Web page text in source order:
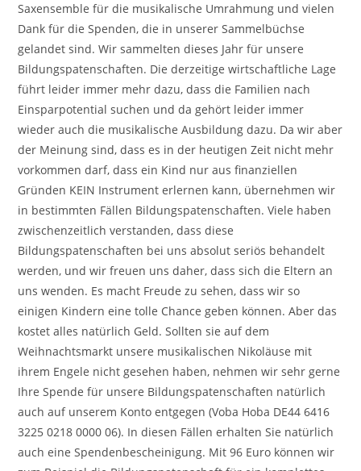
Saxensemble für die musikalische Umrahmung und vielen
Dank für die Spenden, die in unserer Sammelbüchse
gelandet sind. Wir sammelten dieses Jahr für unsere
Bildungspatenschaften. Die derzeitige wirtschaftliche Lage
führt leider immer mehr dazu, dass die Familien nach
Einsparpotential suchen und da gehört leider immer
wieder auch die musikalische Ausbildung dazu. Da wir aber
der Meinung sind, dass es in der heutigen Zeit nicht mehr
vorkommen darf, dass ein Kind nur aus finanziellen
Gründen KEIN Instrument erlernen kann, übernehmen wir
in bestimmten Fällen Bildungspatenschaften. Viele haben
zwischenzeitlich verstanden, dass diese
Bildungspatenschaften bei uns absolut seriös behandelt
werden, und wir freuen uns daher, dass sich die Eltern an
uns wenden. Es macht Freude zu sehen, dass wir so
einigen Kindern eine tolle Chance geben können. Aber das
kostet alles natürlich Geld. Sollten sie auf dem
Weihnachtsmarkt unsere musikalischen Nikoläuse mit
ihrem Engele nicht gesehen haben, nehmen wir sehr gerne
Ihre Spende für unsere Bildungspatenschaften natürlich
auch auf unserem Konto entgegen (Voba Hoba DE44 6416
3225 0218 0000 06). In diesen Fällen erhalten Sie natürlich
auch eine Spendenbescheinigung. Mit 96 Euro können wir